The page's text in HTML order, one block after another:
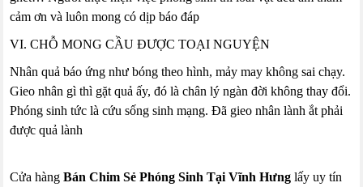
cảm ơn và luôn mong có dịp báo đáp
VI. CHỖ MONG CẦU ĐƯỢC TOẠI NGUYỆN
Nhân quả báo ứng như bóng theo hình, mảy may không sai chạy.
Gieo nhân gì thì gặt quả ấy, đó là chân lý ngàn đời không thay đổi.
Phóng sinh tức là cứu sống sinh mạng. Đã gieo nhân lành ắt phải
được quả lành
Cửa hàngBán Chim Sẻ Phóng Sinh Tại Vĩnh Hưng lấy uy tín